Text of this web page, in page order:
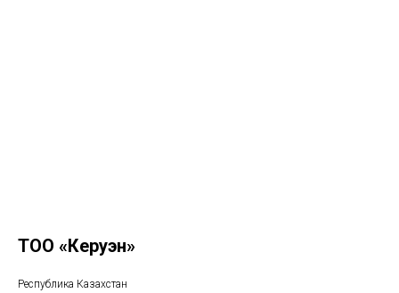
ТОО «Керуэн»
Республика Казахстан